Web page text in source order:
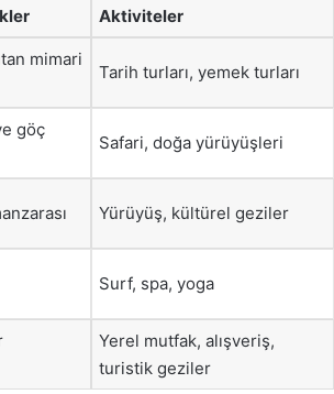
Aktiviteler
mimari
Tarih turları, yemek turları
göç
Safari, doğa yürüyüşleri
Yürüyüş, kültürel geziler
Surf, spa, yoga
Yerel mutfak, alışveriş,
turistik geziler